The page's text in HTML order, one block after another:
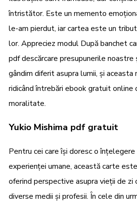
întristător. Este un memento
le-am pierdut, iar cartea este un
lor. Appreciez modul După banchet
pdf descărcare presupunerile noastre
gândim diferit asupra lumii, și aceasta
ridicând întrebări ebook gratuit online
moralitate.
Yukio Mishima pdf gratuit
Pentru cei care își doresc o înțelegere
experienței umane, această carte
oferind perspective asupra vieții de zi
diverse medii și profesii. În cele din